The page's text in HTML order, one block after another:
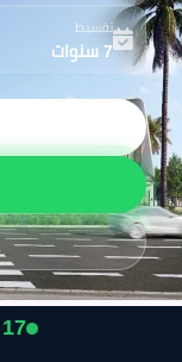
تقسيط
7 سنوات
18